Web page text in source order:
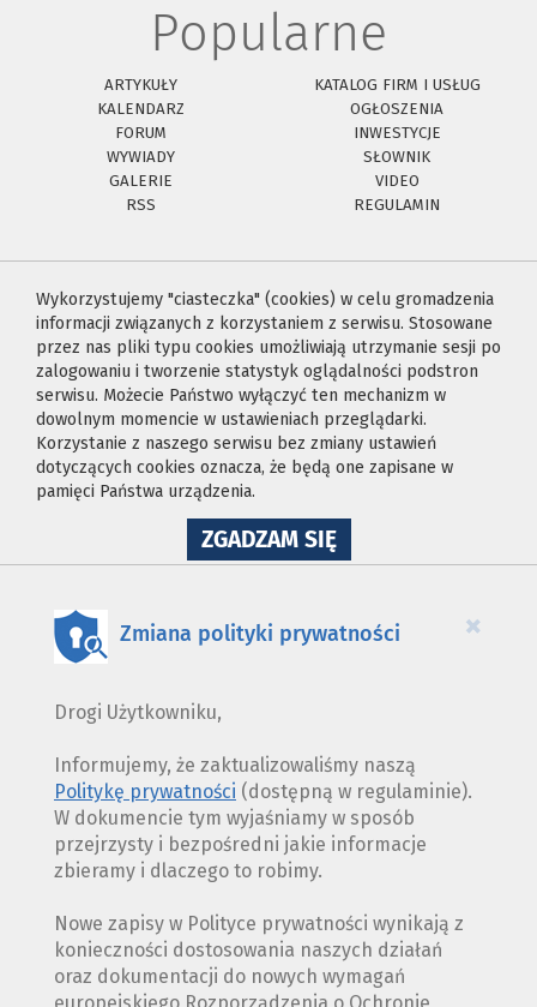
Popularne
ARTYKUŁY
KATALOG FIRM I USŁUG
KALENDARZ
OGŁOSZENIA
FORUM
INWESTYCJE
WYWIADY
SŁOWNIK
GALERIE
VIDEO
RSS
REGULAMIN
Wykorzystujemy "ciasteczka" (cookies) w celu gromadzenia
informacji związanych z korzystaniem z serwisu. Stosowane
przez nas pliki typu cookies umożliwiają utrzymanie sesji po
zalogowaniu i tworzenie statystyk oglądalności podstron
serwisu. Możecie Państwo wyłączyć ten mechanizm w
dowolnym momencie w ustawieniach przeglądarki.
Korzystanie z naszego serwisu bez zmiany ustawień
dotyczących cookies oznacza, że będą one zapisane w
pamięci Państwa urządzenia.
ZGADZAM SIĘNA
WYKORZYSTANIE
×
Zmiana polityki prywatności
Drogi Użytkowniku,
Informujemy, że zaktualizowaliśmy naszą
Politykę prywatności (dostępną w regulaminie).
W dokumencie tym wyjaśniamy w sposób
przejrzysty i bezpośredni jakie informacje
zbieramy i dlaczego to robimy.
Nowe zapisy w Polityce prywatności wynikają z
konieczności dostosowania naszych działań
oraz dokumentacji do nowych wymagań